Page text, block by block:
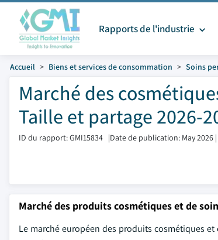
Rapports de l'industrie
Accueil Biens et services de consommation Soins
Marché des
Taille et partage 2026-
ID du rapport: GMI15834 |Date de publication: May 2026 |
Marché des produits cosmétiques et de
Le marché européen des produits cosmétiques